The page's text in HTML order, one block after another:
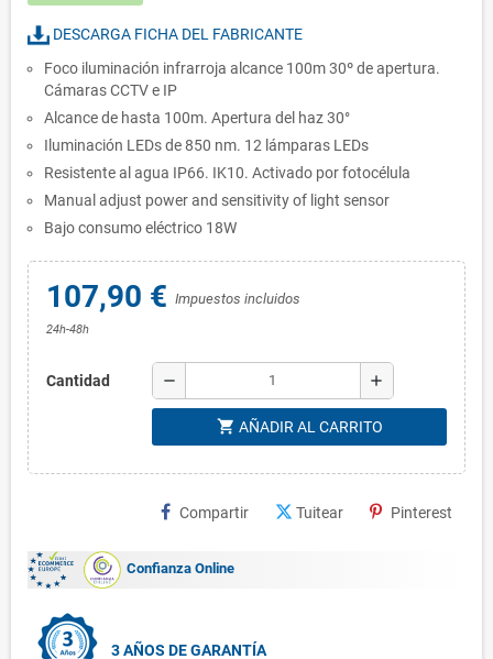
DESCARGA FICHA DEL FABRICANTE
Foco iluminación infrarroja alcance 100m 30º de apertura.
Cámaras CCTV e IP
Alcance de hasta 100m. Apertura del haz 30°
Iluminación LEDs de 850 nm. 12 lámparas LEDs
Resistente al agua IP66. IK10. Activado por fotocélula
Manual adjust power and sensitivity of light sensor
Bajo consumo eléctrico 18W
107,90 € Impuestos incluidos
24h-48h
Cantidad remove add
shopping_cart AÑADIR AL CARRITO
Compartir Tuitear Pinterest
Confianza Online
3 AÑOS DE GARANTÍA